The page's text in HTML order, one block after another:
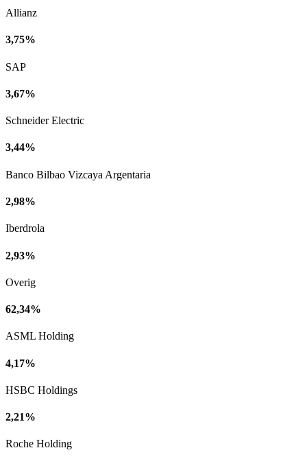
Allianz
3,75%
SAP
3,67%
Schneider Electric
3,44%
Banco Bilbao Vizcaya Argentaria
2,98%
Iberdrola
2,93%
Overig
62,34%
ASML Holding
4,17%
HSBC Holdings
2,21%
Roche Holding